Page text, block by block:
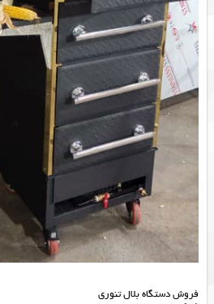
فروش دستگاه بلال تنوری